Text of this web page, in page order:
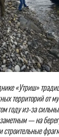
«Утриш»
территорий от
году из-за
— на
строительные